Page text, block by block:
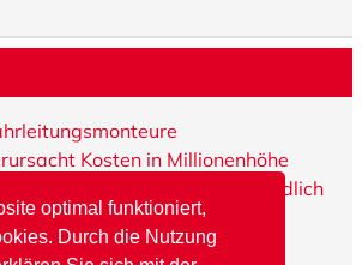
optimal funktioniert,
Durch die Nutzung
Kosten in Millionenhöhe
Marsdorf – Hauptsache freundlich
Ebene gehoben